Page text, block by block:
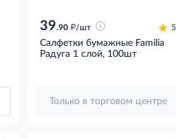
39.90 д/шт 5
Салфетки бумажные Familia
Радуга 1 слой, 100шт
Только в торговом центре